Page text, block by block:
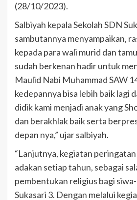
(28/10/2023).
Salbiyah kepala Sekolah SDN
sambutannya menyampaikan,
kepada para wali murid dan
sudah berkenan hadir untuk
Maulid Nabi Muhammad SAW
kedepannya bisa lebih baik lagi
didik kami menjadi anak yang
dan berakhlak baik serta
depan nya,” ujar salbiyah.
“Lanjutnya, kegiatan peringatan
adakan setiap tahun, sebagai
pembentukan religius bagi
Sukasari 3. Dengan melalui